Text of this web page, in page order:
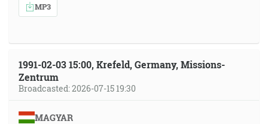
MP3
1991-02-03 15:00, Krefeld, Germany, Missions-
Zentrum
Broadcasted: 2026-07-15 19:30
MAGYAR